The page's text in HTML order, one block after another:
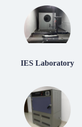
IES Laboratory